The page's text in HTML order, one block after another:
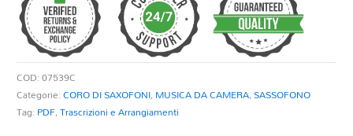
quantità
COD:07539C
Categorie:CORO DI SAXOFONI, MUSICA DA CAMERA,SASSOFONO
Tag: PDF,Trascrizioni e Arrangiamenti